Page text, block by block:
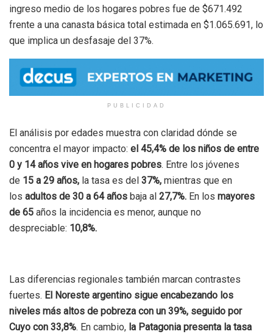
ingreso medio de los hogares pobres fue de $671.492
frente a una canasta básica total estimada en $1.065.691, lo
que implica un desfasaje del 37%.
PUBLICIDAD
El análisis por edades muestra con claridad dónde se
concentra el mayor impacto: el 45,4% de los niños de entre
0 y 14 años vive en hogares pobres. Entre los jóvenes
de 15 a 29 años, la tasa es del 37%, mientras que en
los adultos de 30 a 64 años baja al 27,7%. En los mayores
de 65 años la incidencia es menor, aunque no
despreciable: 10,8%.
Las diferencias regionales también marcan contrastes
fuertes. El Noreste argentino sigue encabezando los
niveles más altos de pobreza con un 39%, seguido por
Cuyo con 33,8%. En cambio, la Patagonia presenta la tasa